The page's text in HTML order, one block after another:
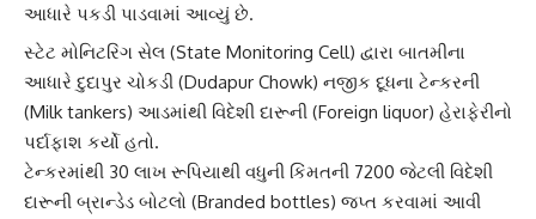
આધારે પકડી પાડવામાં આવ્યું છે.
સ્ટેટ મોનિટરિંગ સેલ (State Monitoring Cell) દ્વારા બાતમીના
આધારે દુદાપુર ચોકડી (Dudapur Chowk) નજીક દૂધના ટેન્કરની
(Milk tankers) આડમાંથી વિદેશી દારૂની (Foreign liquor) હેરાફેરીનો
પર્દાફાશ કર્યો હતો.
ટેન્કરમાંથી 30 લાખ રૂપિયાથી વધુની કિંમતની 7200 જેટલી વિદેશી
દારૂની બ્રાન્ડેડ બોટલો (Branded bottles) જપ્ત કરવામાં આવી